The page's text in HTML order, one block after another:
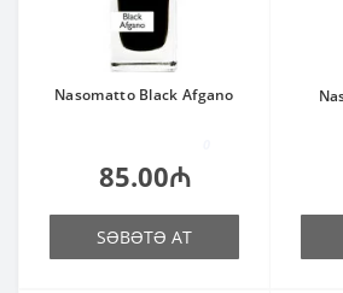
Nasomatto Black Afgano
85.00₼
SƏBƏTƏ AT